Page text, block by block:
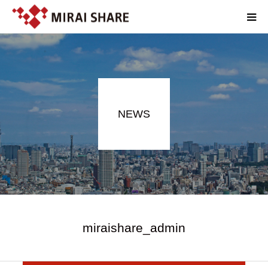
NEWS
miraishare_admin
NEWS
TECHNOLOGY
SERVICE
REPORT
ABOUT